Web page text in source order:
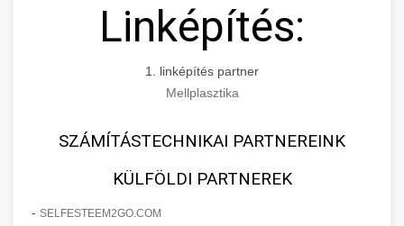
Linképítés:
1. linképítés partner
Mellplasztika
SZÁMÍTÁSTECHNIKAI PARTNEREINK
KÜLFÖLDI PARTNEREK
- SELFESTEEM2GO.COM